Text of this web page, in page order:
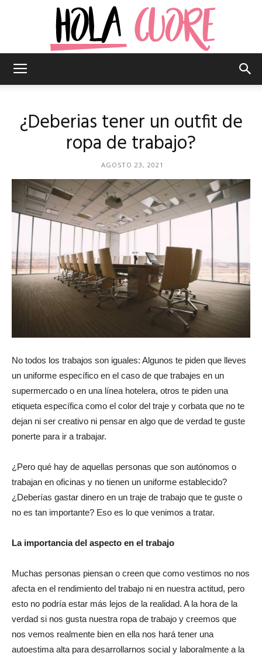
revista
moda
belleza
momento
¿Deberias tener un outfit de
ropa de trabajo?
AGOSTO 23, 2021
No todos los trabajos son iguales: Algunos te piden que lleves
un uniforme específico en el caso de que trabajes en un
supermercado o en una línea hotelera, otros te piden una
etiqueta específica como el color del traje y corbata que no te
dejan ni ser creativo ni pensar en algo que de verdad te guste
ponerte para ir a trabajar.
¿Pero qué hay de aquellas personas que son autónomos o
trabajan en oficinas y no tienen un uniforme establecido?
¿Deberías gastar dinero en un traje de trabajo que te guste o
no es tan importante? Eso es lo que venimos a tratar.
La importancia del aspecto en el trabajo
Muchas personas piensan o creen que como vestimos no nos
afecta en el rendimiento del trabajo ni en nuestra actitud, pero
esto no podría estar más lejos de la realidad. A la hora de la
verdad si nos gusta nuestra ropa de trabajo y creemos que
nos vemos realmente bien en ella nos hará tener una
autoestima alta para desarrollarnos social y laboralmente a la